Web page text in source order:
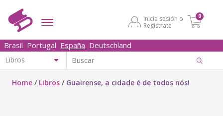
Inicia sesión o
Regístrate
0
Brasil Portugal España Deutschland
Home / Libros / Guairense, a cidade é de todos nós!